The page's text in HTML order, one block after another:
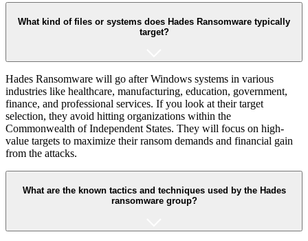
What kind of files or systems does Hades Ransomware typically
target?
Hades Ransomware will go after Windows systems in various
industries like healthcare, manufacturing, education, government,
finance, and professional services. If you look at their target
selection, they avoid hitting organizations within the
Commonwealth of Independent States. They will focus on high-
value targets to maximize their ransom demands and financial gain
from the attacks.
What are the known tactics and techniques used by the Hades
ransomware group?